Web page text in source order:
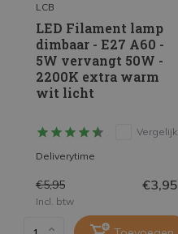
LCB
LED Filament lamp
dimbaar - E27 A60 -
5W vervangt 50W -
2200K extra warm
wit licht
Vergelijk
Deliverytime
€5,95 €3,95
Incl. btw